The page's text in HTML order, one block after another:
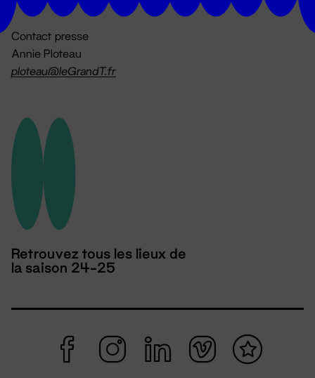
Contact presse
Annie Ploteau
ploteau@leGrandT.fr
Retrouvez tous les lieux de
la saison 24-25